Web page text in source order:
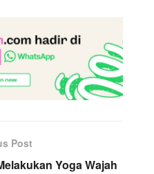
Post
Yoga Wajah